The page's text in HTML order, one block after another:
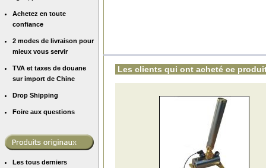
Achetez en toute
confiance
2 modes de livraison pour
mieux vous servir
TVA et taxes de douane
sur import de Chine
Drop Shipping
Foire aux questions
Les tous derniers
Les clients qui ont acheté ce